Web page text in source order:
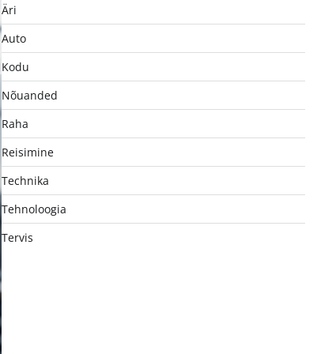
Äri
Auto
Kodu
Nõuanded
Raha
Reisimine
Technika
Tehnoloogia
Tervis